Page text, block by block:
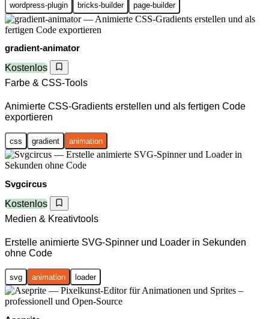
wordpress-plugin bricks-builder page-builder
gradient-animator
Kostenlos
Farbe & CSS-Tools
Animierte CSS-Gradients erstellen und als fertigen Code
exportieren
css gradient animation
Svgcircus
Kostenlos
Medien & Kreativtools
Erstelle animierte SVG-Spinner und Loader in Sekunden
ohne Code
svg animation loader